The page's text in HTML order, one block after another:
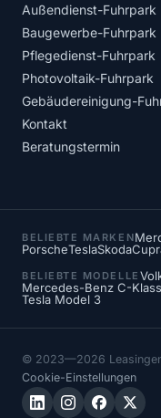
Außendienst-Fuhrpark
Baugewerbe-Fuhrpark
Pflegedienst-Fuhrpark
Photovoltaik-Fuhrpark
Gebäudereinigung-
Kontakt
Beratungstermin
BELIEBTE MARKEN
PorscheTeslaSkoda
BELIEBTE MODELLE
Mercedes-Benz C-
Tesla Model 3
© 2023—2026
Cookie-Einstellungen